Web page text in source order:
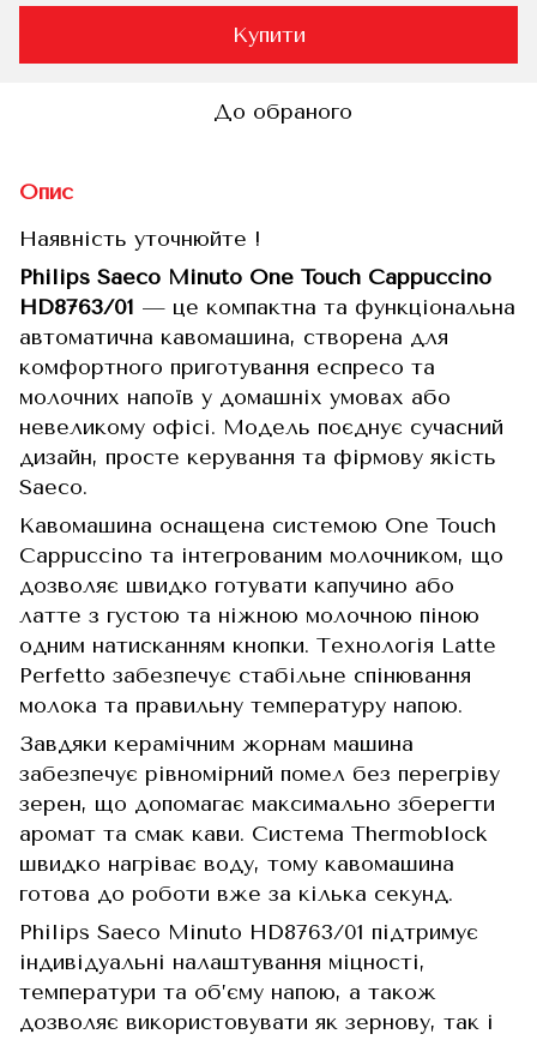
Купити
До обраного
Опис
Наявність уточнюйте !
Philips Saeco Minuto One Touch Cappuccino
HD8763/01 — це компактна та функціональна
автоматична кавомашина, створена для
комфортного приготування еспресо та
молочних напоїв у домашніх умовах або
невеликому офісі. Модель поєднує сучасний
дизайн, просте керування та фірмову якість
Saeco.
Кавомашина оснащена системою One Touch
Cappuccino та інтегрованим молочником, що
дозволяє швидко готувати капучино або
латте з густою та ніжною молочною піною
одним натисканням кнопки. Технологія Latte
Perfetto забезпечує стабільне спінювання
молока та правильну температуру напою.
Завдяки керамічним жорнам машина
забезпечує рівномірний помел без перегріву
зерен, що допомагає максимально зберегти
аромат та смак кави. Система Thermoblock
швидко нагріває воду, тому кавомашина
готова до роботи вже за кілька секунд.
Philips Saeco Minuto HD8763/01 підтримує
індивідуальні налаштування міцності,
температури та об’єму напою, а також
дозволяє використовувати як зернову, так і